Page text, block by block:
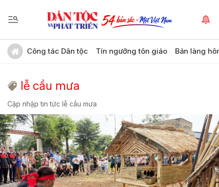
Công tác Dân tộc Tín ngưỡng tôn giáo Bản làng
lễ cầu mưa
Cập nhập tin tức lễ cầu mưa